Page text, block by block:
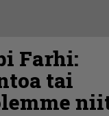
Farhi:
tai